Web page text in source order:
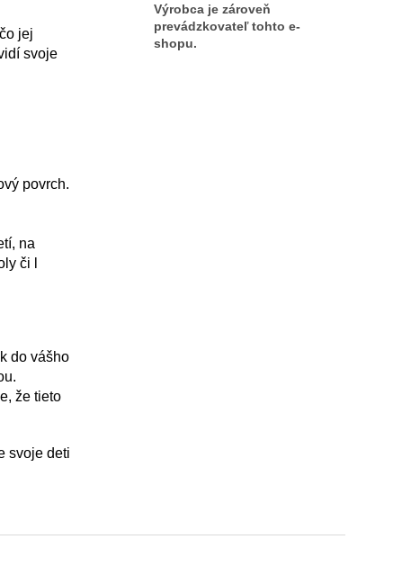
jej
svoje
povrch.
na
či l
do vášho
že tieto
svoje deti
Výrobca je zároveň
prevádzkovateľ tohto e-
shopu.